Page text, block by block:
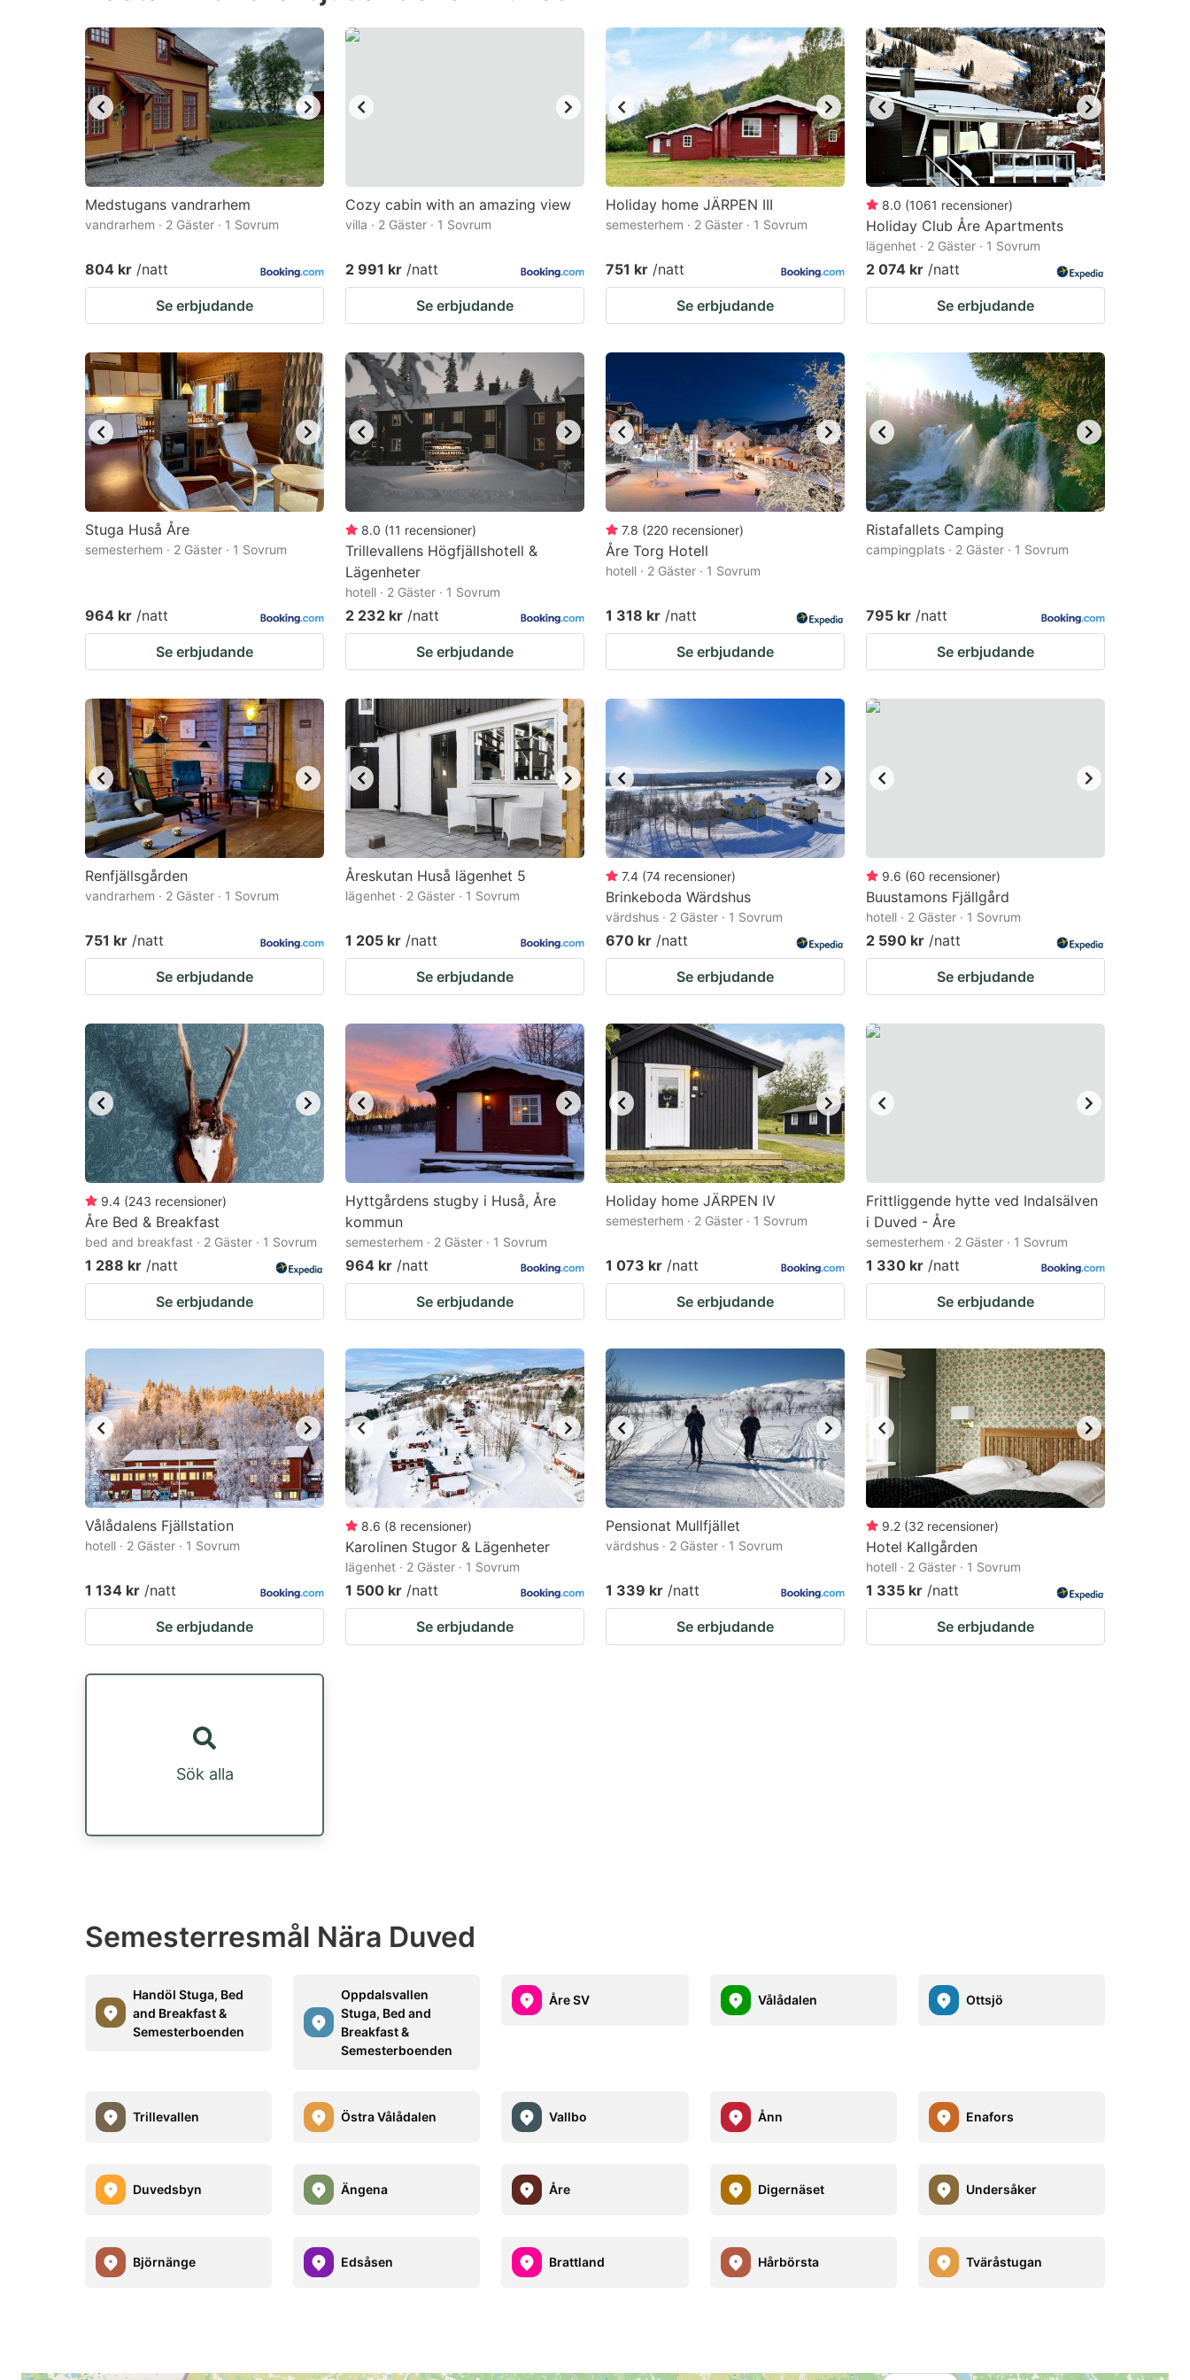
mark
key
to
get
the
keyboard
shortcuts
for
dates.
shortcuts
for
dates.
Medstugans vandrarhem
vandrarhem · 2 Gäster · 1 Sovrum
804 kr /natt
Se erbjudande
Cozy cabin with an amazing view
villa · 2 Gäster · 1 Sovrum
2 991 kr /natt
Se erbjudande
Holiday home JÄRPEN III
semesterhem · 2 Gäster · 1 Sovrum
751 kr /natt
Se erbjudande
8.0 (1061 recensioner)
Holiday Club Åre Apartments
lägenhet · 2 Gäster · 1 Sovrum
2 074 kr /natt
Se erbjudande
Stuga Huså Åre
semesterhem · 2 Gäster · 1 Sovrum
964 kr /natt
Se erbjudande
8.0 (11 recensioner)
Trillevallens Högfjällshotell &
Lägenheter
hotell · 2 Gäster · 1 Sovrum
2 232 kr /natt
Se erbjudande
7.8 (220 recensioner)
Åre Torg Hotell
hotell · 2 Gäster · 1 Sovrum
1 318 kr /natt
Se erbjudande
Ristafallets Camping
campingplats · 2 Gäster · 1 Sovrum
795 kr /natt
Se erbjudande
Renfjällsgården
vandrarhem · 2 Gäster · 1 Sovrum
751 kr /natt
Se erbjudande
Åreskutan Huså lägenhet 5
lägenhet · 2 Gäster · 1 Sovrum
1 205 kr /natt
Se erbjudande
7.4 (74 recensioner)
Brinkeboda Wärdshus
värdshus · 2 Gäster · 1 Sovrum
670 kr /natt
Se erbjudande
9.6 (60 recensioner)
Buustamons Fjällgård
hotell · 2 Gäster · 1 Sovrum
2 590 kr /natt
Se erbjudande
9.4 (243 recensioner)
Åre Bed & Breakfast
bed and breakfast · 2 Gäster · 1 Sovrum
1 288 kr /natt
Se erbjudande
Hyttgårdens stugby i Huså, Åre
kommun
semesterhem · 2 Gäster · 1 Sovrum
964 kr /natt
Se erbjudande
Holiday home JÄRPEN IV
semesterhem · 2 Gäster · 1 Sovrum
1 073 kr /natt
Se erbjudande
Frittliggende hytte ved Indalsälven
i Duved - Åre
semesterhem · 2 Gäster · 1 Sovrum
1 330 kr /natt
Se erbjudande
Vålådalens Fjällstation
hotell · 2 Gäster · 1 Sovrum
1 134 kr /natt
Se erbjudande
8.6 (8 recensioner)
Karolinen Stugor & Lägenheter
lägenhet · 2 Gäster · 1 Sovrum
1 500 kr /natt
Se erbjudande
Pensionat Mullfjället
värdshus · 2 Gäster · 1 Sovrum
1 339 kr /natt
Se erbjudande
9.2 (32 recensioner)
Hotel Kallgården
hotell · 2 Gäster · 1 Sovrum
1 335 kr /natt
Se erbjudande
Sök alla
Semesterresmål Nära Duved
Handöl Stuga, Bed
and Breakfast &
Semesterboenden
Oppdalsvallen
Stuga, Bed and
Breakfast &
Semesterboenden
Åre SV Vålådalen Ottsjö
Trillevallen Östra Vålådalen Vallbo Ånn Enafors
Duvedsbyn Ängena Åre Digernäset Undersåker
Björnänge Edsåsen Brattland Hårbörsta Tväråstugan